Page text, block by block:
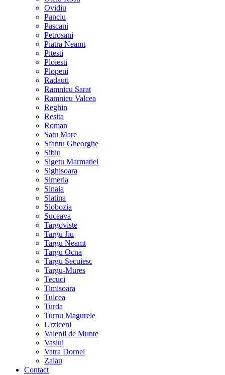
Ovidiu
Panciu
Pascani
Petrosani
Piatra Neamt
Pitesti
Ploiesti
Plopeni
Radauti
Ramnicu Sarat
Ramnicu Valcea
Reghin
Resita
Roman
Satu Mare
Sfantu Gheorghe
Sibiu
Sigetu Marmatiei
Sighisoara
Simeria
Sinaia
Slatina
Slobozia
Suceava
Targoviste
Targu Jiu
Targu Neamt
Targu Ocna
Targu Secuiesc
Targu-Mures
Tecuci
Timisoara
Tulcea
Turda
Turnu Magurele
Urziceni
Valenii de Munte
Vaslui
Vatra Dornei
Zalau
Contact